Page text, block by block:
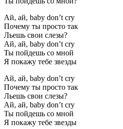
Ай, ай, baby don’t cry
Почему ты просто так
Льешь свои слезы?
Ай, ай, baby don’t cry
Ты пойдешь со мной
Я покажу тебе звезды
Ай, ай, baby don’t cry
Почему ты просто так
Льешь свои слезы?
Ай, ай, baby don’t cry
Ты пойдешь со мной
Я покажу тебе звезды